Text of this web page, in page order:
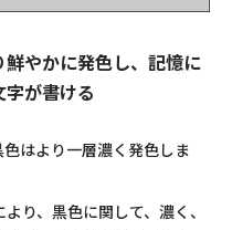
やかに発色し、記憶に
が書ける
はより一層濃く発色しま
り、黒色に関して、濃く、